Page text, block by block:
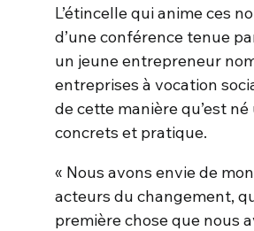
L’étincelle qui anime ces
d’une conférence tenue
un jeune entrepreneur
entreprises à vocation
de cette manière qu’est
concrets et pratique.
« Nous avons envie de
acteurs du changement,
première chose que nous